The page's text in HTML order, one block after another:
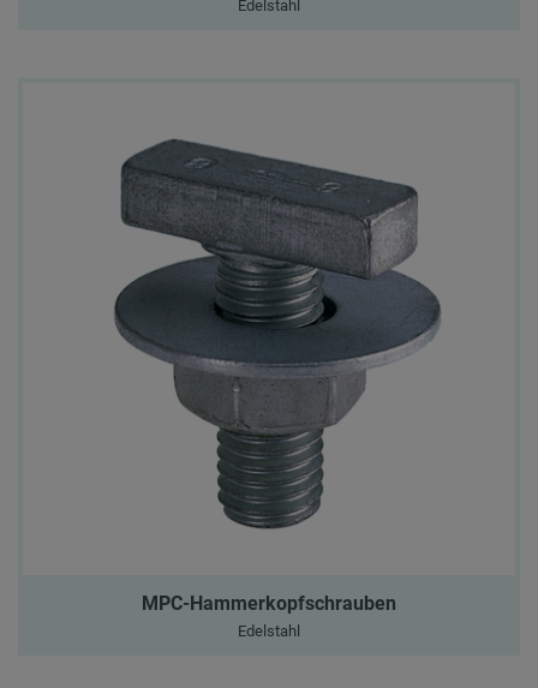
Edelstahl
MPC-Hammerkopfschrauben
Edelstahl